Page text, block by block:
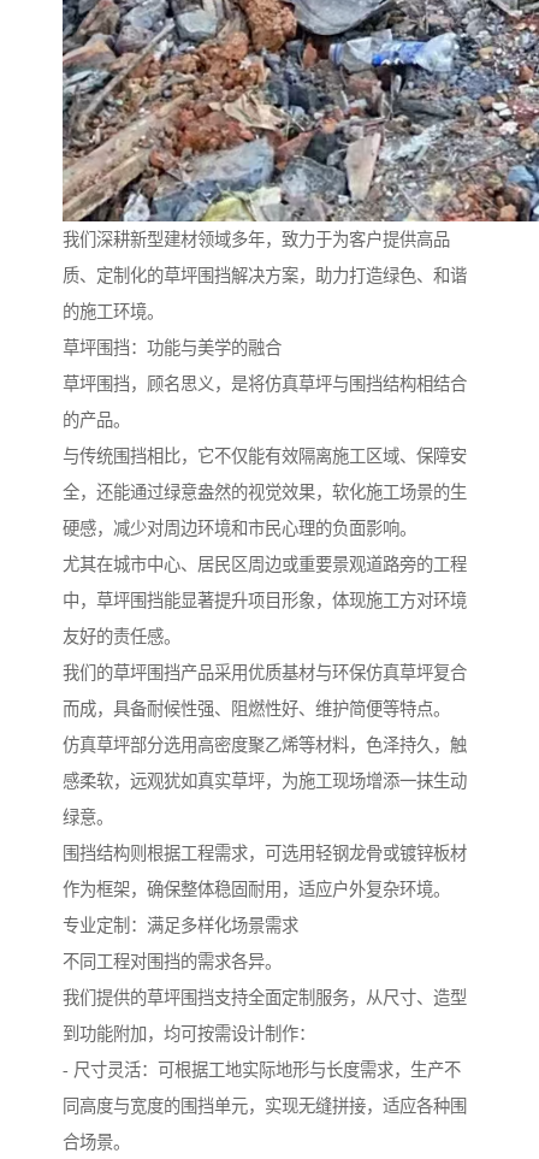
我们深耕新型建材领域多年，致力于为客户提供高品
质、定制化的草坪围挡解决方案，助力打造绿色、和谐
的施工环境。
草坪围挡：功能与美学的融合
草坪围挡，顾名思义，是将仿真草坪与围挡结构相结合
的产品。
与传统围挡相比，它不仅能有效隔离施工区域、保障安
全，还能通过绿意盎然的视觉效果，软化施工场景的生
硬感，减少对周边环境和市民心理的负面影响。
尤其在城市中心、居民区周边或重要景观道路旁的工程
中，草坪围挡能显著提升项目形象，体现施工方对环境
友好的责任感。
我们的草坪围挡产品采用优质基材与环保仿真草坪复合
而成，具备耐候性强、阻燃性好、维护简便等特点。
仿真草坪部分选用高密度聚乙烯等材料，色泽持久，触
感柔软，远观犹如真实草坪，为施工现场增添一抹生动
绿意。
围挡结构则根据工程需求，可选用轻钢龙骨或镀锌板材
作为框架，确保整体稳固耐用，适应户外复杂环境。
专业定制：满足多样化场景需求
不同工程对围挡的需求各异。
我们提供的草坪围挡支持全面定制服务，从尺寸、造型
到功能附加，均可按需设计制作：
- 尺寸灵活：可根据工地实际地形与长度需求，生产不
同高度与宽度的围挡单元，实现无缝拼接，适应各种围
合场景。